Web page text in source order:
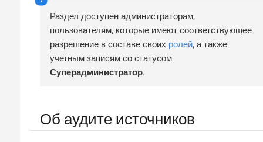
Раздел доступен администраторам,
пользователям, которые имеют соответствующее
разрешение в составе своих ролей, а также
учетным записям со статусом
Суперадминистратор.
Об аудите источников